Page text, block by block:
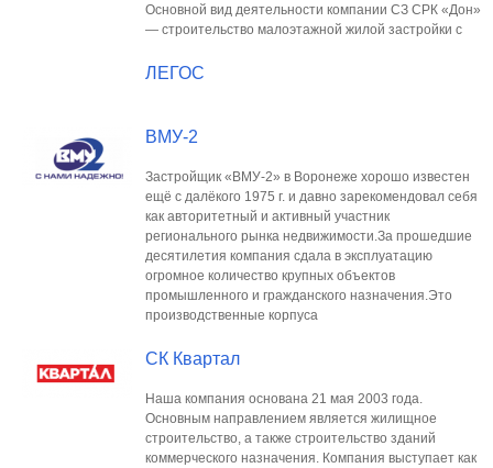
Основной вид деятельности компании СЗ СРК «Дон»
— строительство малоэтажной жилой застройки с
ЛЕГОС
ВМУ-2
Застройщик «ВМУ-2» в Воронеже хорошо известен
ещё с далёкого 1975 г. и давно зарекомендовал себя
как авторитетный и активный участник
регионального рынка недвижимости.За прошедшие
десятилетия компания сдала в эксплуатацию
огромное количество крупных объектов
промышленного и гражданского назначения.Это
производственные корпуса
СК Квартал
Наша компания основана 21 мая 2003 года.
Основным направлением является жилищное
строительство, а также строительство зданий
коммерческого назначения. Компания выступает как